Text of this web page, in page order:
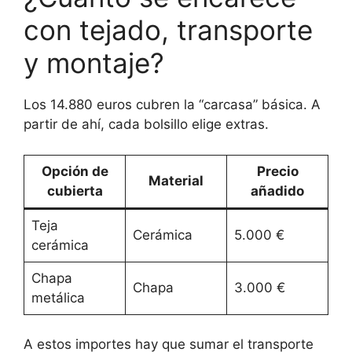
con tejado, transporte
y montaje?
Los 14.880 euros cubren la “carcasa” básica. A
partir de ahí, cada bolsillo elige extras.
Opción de
cubierta
Material
Precio
añadido
Teja
cerámica
Cerámica 5.000 €
Chapa
metálica
Chapa 3.000 €
A estos importes hay que sumar el transporte